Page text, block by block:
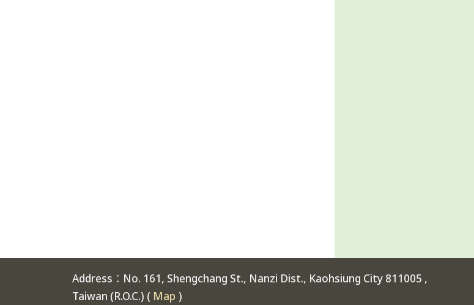
Address：No. 161, Shengchang St., Nanzi Dist., Kaohsiung City 811005 ,
Taiwan (R.O.C.) ( Map )